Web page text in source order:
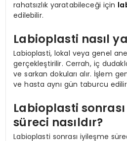
rahatsızlık yaratabileceği için
edilebilir.
Labioplasti nasıl
Labioplasti, lokal veya genel
gerçekleştirilir. Cerrah, iç
ve sarkan dokuları alır. İşlem
ve hasta aynı gün taburcu
Labioplasti
süreci nasıldır?
Labioplasti sonrası iyileşme